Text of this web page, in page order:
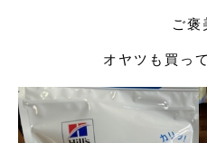
ご褒
オヤツも買っ